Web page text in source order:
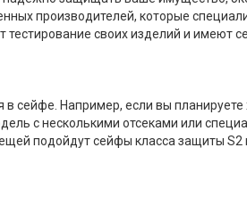
производителей, которые
тестирование своих изделий и
сейфе. Например, если вы
с несколькими отсеками или
подойдут сейфы класса защиты S2